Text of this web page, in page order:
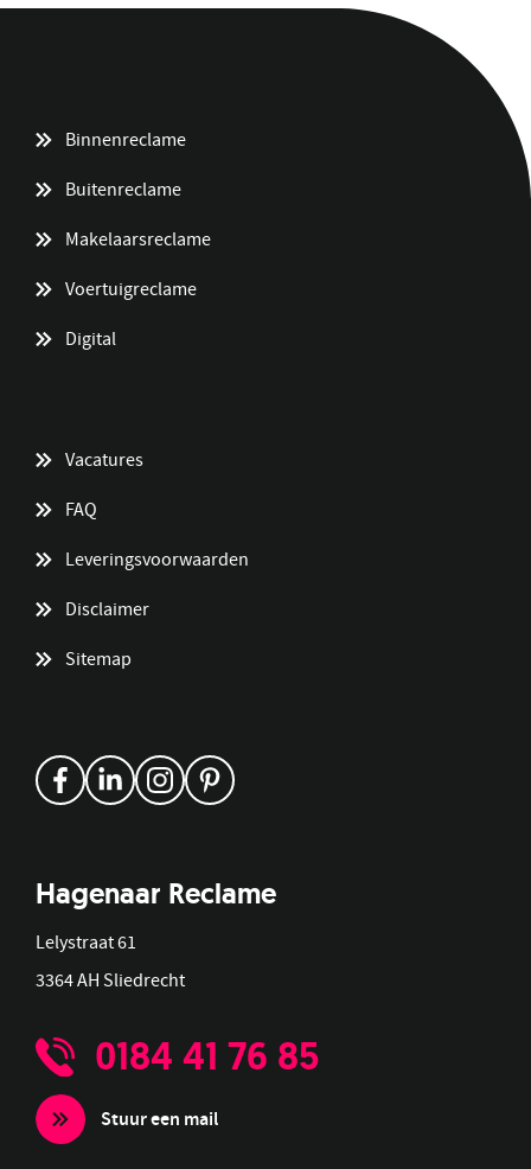
Binnenreclame
Buitenreclame
Makelaarsreclame
Voertuigreclame
Digital
Vacatures
FAQ
Leveringsvoorwaarden
Disclaimer
Sitemap
Hagenaar Reclame
Lelystraat 61
3364 AH Sliedrecht
0184 41 76 85
Stuur een mail